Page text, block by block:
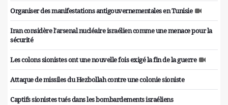
Organiser des manifestations antigouvernementales en Tunisie
Iran considère l'arsenal nucléaire israélien comme une menace pour la
sécurité
Les colons sionistes ont une nouvelle fois exigé la fin de la guerre
Attaque de missiles du Hezbollah contre une colonie sioniste
Captifs sionistes tués dans les bombardements israéliens